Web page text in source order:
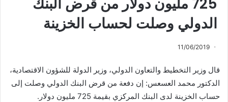
725 مليون دولار من قرض البنك
الدولي وصلت لحساب الخزينة
11/06/2019
قال وزير التخطيط والتعاون الدولي، وزير الدولة للشؤون الاقتصادية،
الدكتور محمد العسعس: إن دفعة من قرض البنك الدولي وصلت إلى
حساب الخزينة لدى البنك المركزي بقيمة 725 مليون دولار.